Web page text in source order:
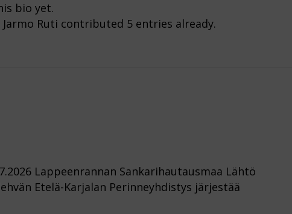
bio yet.
Jarmo Ruti contributed 5 entries already.
Lappeenrannan Sankarihautausmaa Lähtö
Etelä-Karjalan Perinneyhdistys järjestää